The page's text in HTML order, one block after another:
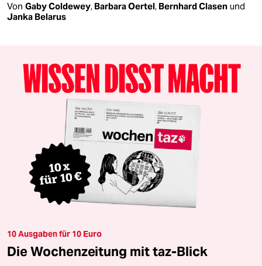
Von Gaby Coldewey, Barbara Oertel, Bernhard Clasen und
Janka Belarus
10 Ausgaben für 10 Euro
Die Wochenzeitung mit taz-Blick